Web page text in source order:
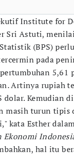
Institute for
Sri Astuti,
(BPS)
pada
Artinya rupiah
dolar. Kemudian
masih turun tipis
kata Esther
Ekonomi
hal itu